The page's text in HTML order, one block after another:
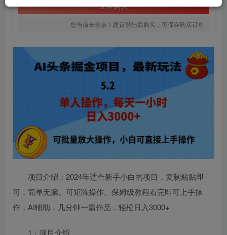
立即购买
您当前未登录！建议登陆后购买，可保存购买订单
项目介绍：2024年适合新手小白的项目，复制粘贴即
可，简单无脑。可矩阵操作。保姆级教程看完即可上手操
作，AI辅助，几分钟一篇作品，轻松日入3000+
1：项目介绍